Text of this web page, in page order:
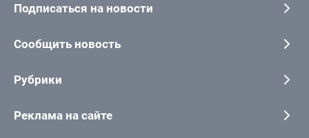
Подписаться на новости
Сообщить новость
Рубрики
Реклама на сайте